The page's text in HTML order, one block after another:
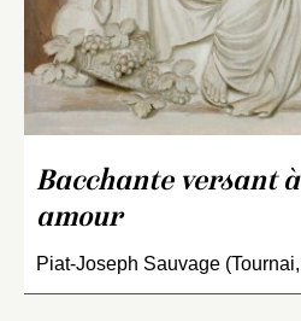
Bacchante versant
amour
Piat-Joseph Sauvage